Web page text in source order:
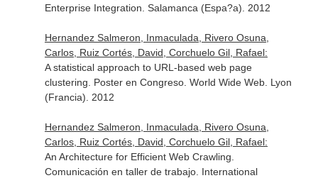
Enterprise Integration. Salamanca (Espa?a). 2012
Hernandez Salmeron, Inmaculada, Rivero Osuna,
Carlos, Ruiz Cortés, David, Corchuelo Gil, Rafael:
A statistical approach to URL-based web page
clustering. Poster en Congreso. World Wide Web. Lyon
(Francia). 2012
Hernandez Salmeron, Inmaculada, Rivero Osuna,
Carlos, Ruiz Cortés, David, Corchuelo Gil, Rafael:
An Architecture for Efficient Web Crawling.
Comunicación en taller de trabajo. International